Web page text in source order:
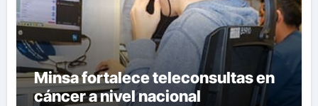
Minsa fortalece teleconsultas en
cáncer a nivel nacional